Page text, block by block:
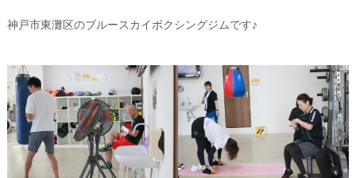
神戸市東灘区のブルースカイボクシングジムです♪